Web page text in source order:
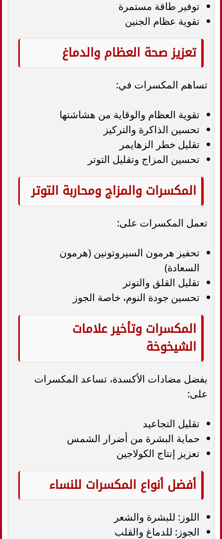
توفير طاقة مستمرة
تقوية عظام الجنين
تعزيز صحة العظام والدماغ
تساهم المكسرات في:
تقوية العظام والوقاية من هشاشتها
تحسين الذاكرة والتركيز
تقليل خطر الزهايمر
تحسين المزاج وتقليل التوتر
المكسرات والمزاج ومحاربة التوتر
تعمل المكسرات على:
تحفيز هرمون السيروتونين (هرمون
السعادة)
تقليل القلق والتوتر
تحسين جودة النوم، خاصة الجوز
المكسرات وتأخير علامات
الشيخوخة
بفضل مضادات الأكسدة، تساعد المكسرات
على:
تقليل التجاعيد
حماية البشرة من أضرار الشمس
تعزيز إنتاج الكولاجين
أفضل أنواع المكسرات للنساء
اللوز: للبشرة والشعر
الجوز: للدماغ والقلب